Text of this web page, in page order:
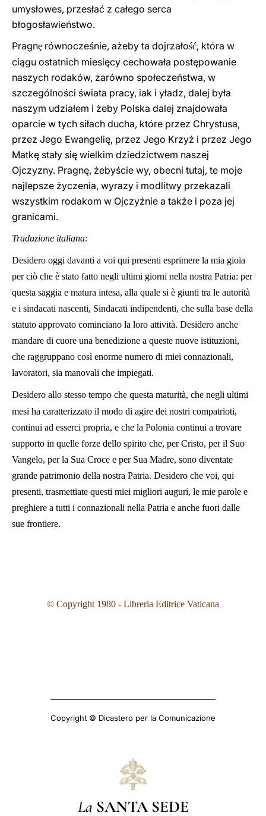
umysłowes, przesłać z całego serca
błogosławieństwo.
Pragnę równocześnie, ażeby ta dojrzałość, która w
ciągu ostatnich miesięcy cechowała postępowanie
naszych rodaków, zarówno społeczeństwa, w
szczególności świata pracy, iak i yładz, dalej była
naszym udziałem i żeby Polska dalej znajdowała
oparcie w tych siłach ducha, które przez Chrystusa,
przez Jego Ewangelię, przez Jego Krzyż i przez Jego
Matkę stały się wielkim dziedzictwem naszej
Ojczyzny. Pragnę, żebyście wy, obecni tutaj, te moje
najlepsze życzenia, wyrazy i modlitwy przekazali
wszystkim rodakom w Ojczyźnie a także i poza jej
granicami.
Traduzione italiana:
Desidero oggi davanti a voi qui presenti esprimere la mia gioia
per ciò che è stato fatto negli ultimi giorni nella nostra Patria: per
questa saggia e matura intesa, alla quale si è giunti tra le autorità
e i sindacati nascenti, Sindacati indipendenti, che sulla base della
statuto approvato cominciano la loro attività. Desidero anche
mandare di cuore una benedizione a queste nuove istituzioni,
che raggruppano così enorme numero di miei connazionali,
lavoratori, sia manovali che impiegati.
Desidero allo stesso tempo che questa maturità, che negli ultimi
mesi ha caratterizzato il modo di agire dei nostri compatrioti,
continui ad esserci propria, e che la Polonia continui a trovare
supporto in quelle forze dello spirito che, per Cristo, per il Suo
Vangelo, per la Sua Croce e per Sua Madre, sono diventate
grande patrimonio della nostra Patria. Desidero che voi, qui
presenti, trasmettiate questi miei migliori auguri, le mie parole e
preghiere a tutti i connazionali nella Patria e anche fuori dalle
sue frontiere.
© Copyright 1980 - Libreria Editrice Vaticana
Copyright © Dicastero per la Comunicazione
La SANTA SEDE